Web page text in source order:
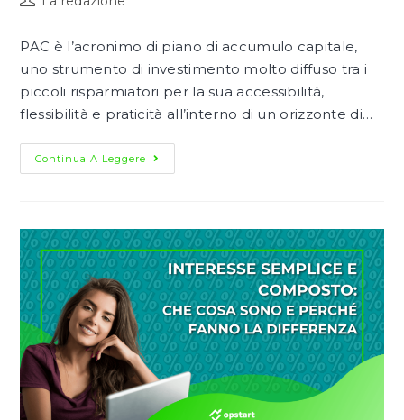
PAC è l’acronimo di piano di accumulo capitale,
uno strumento di investimento molto diffuso tra i
piccoli risparmiatori per la sua accessibilità,
flessibilità e praticità all’interno di un orizzonte di…
Continua A Leggere Che
Cos’è
Capitale
(PAC)
E
Come
Funziona